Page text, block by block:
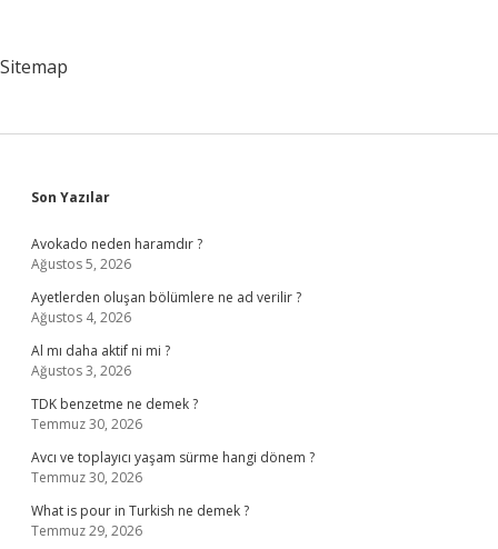
Sitemap
Sidebar
Son Yazılar
Avokado neden haramdır ?
Ağustos 5, 2026
Ayetlerden oluşan bölümlere ne ad verilir ?
Ağustos 4, 2026
Al mı daha aktif ni mi ?
Ağustos 3, 2026
TDK benzetme ne demek ?
Temmuz 30, 2026
Avcı ve toplayıcı yaşam sürme hangi dönem ?
Temmuz 30, 2026
What is pour in Turkish ne demek ?
Temmuz 29, 2026